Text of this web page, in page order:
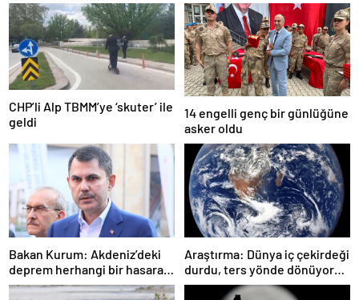
CHP’li Alp TBMM’ye ‘skuter’ ile
geldi
14 engelli genç bir günlüğüne
asker oldu
Bakan Kurum: Akdeniz’deki
deprem herhangi bir hasara
neden olmadı
Araştırma: Dünya iç çekirdeği
durdu, ters yönde dönüyor
olabilir